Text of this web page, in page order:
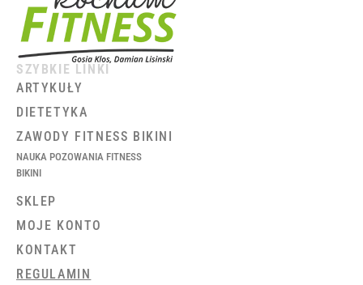
SZYBKIE LINKI
ARTYKUŁY
DIETETYKA
ZAWODY FITNESS BIKINI
NAUKA POZOWANIA FITNESS
BIKINI
SKLEP
MOJE KONTO
KONTAKT
REGULAMIN